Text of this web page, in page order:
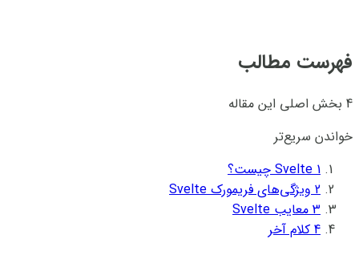
فهرست مطالب
4 بخش اصلی این مقاله
خواندن سریع‌تر
1 Svelte چیست؟
2 ویژگی‌های فریمورک Svelte
3 معایب Svelte
4 کلام آخر